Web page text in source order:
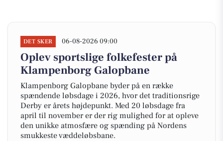
DET SKER 06-08-2026 09:00
Oplev sportslige folkefester på
Klampenborg Galopbane
Klampenborg Galopbane byder på en række
spændende løbsdage i 2026, hvor det traditionsrige
Derby er årets højdepunkt. Med 20 løbsdage fra
april til november er der rig mulighed for at opleve
den unikke atmosfære og spænding på Nordens
smukkeste væddeløbsbane.